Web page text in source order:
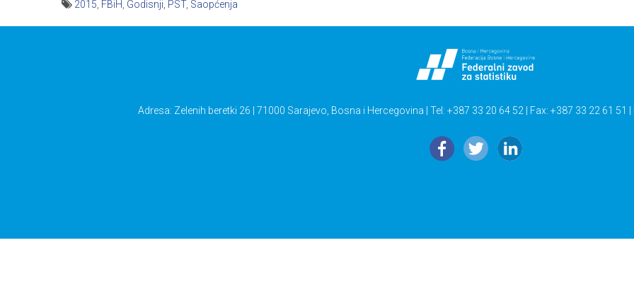
2015 FBiH Godisnji PST, Saopćenja
Adresa: Zelenih beretki 26 | 71000 Sarajevo, Bosna i Hercegovina | Tel: +387 33 20 64 52 | Fax: +387 33 22 61 51 |